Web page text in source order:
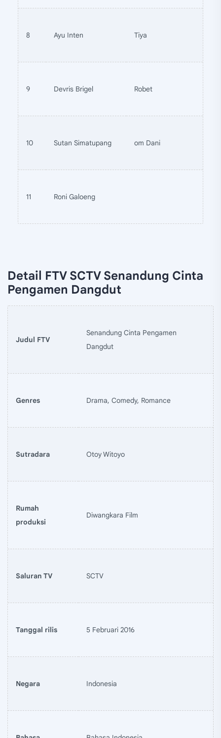
8 Ayu Inten Tiya
9 Devris Brigel Robet
10 Sutan Simatupang om Dani
11 Roni Galoeng
Detail FTV SCTV Senandung Cinta
Pengamen Dangdut
Judul FTV
Senandung Cinta Pengamen
Dangdut
Genres Drama, Comedy, Romance
Sutradara Otoy Witoyo
Rumah
produksi
Diwangkara Film
Saluran TV SCTV
Tanggal rilis 5 Februari 2016
Negara Indonesia